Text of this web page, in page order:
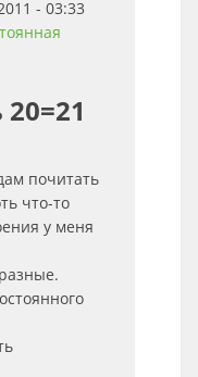
- 03:33
почитать
что-то
у меня